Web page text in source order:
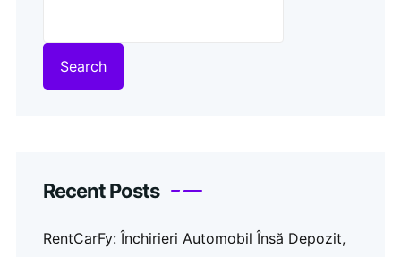
Search
Recent Posts
RentCarFy: Închirieri Automobil Însă Depozit,